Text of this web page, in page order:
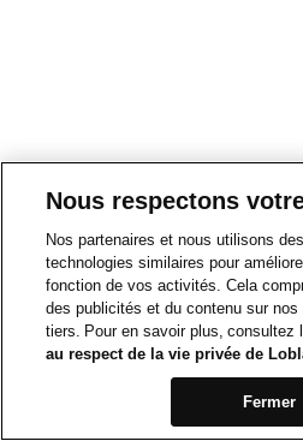
Nous respectons
Nos partenaires et nous utilisons
technologies similaires pour
fonction de vos activités. Cela
des publicités et du contenu sur
tiers. Pour en savoir plus, consultez
au respect de la vie privée de
Fermer